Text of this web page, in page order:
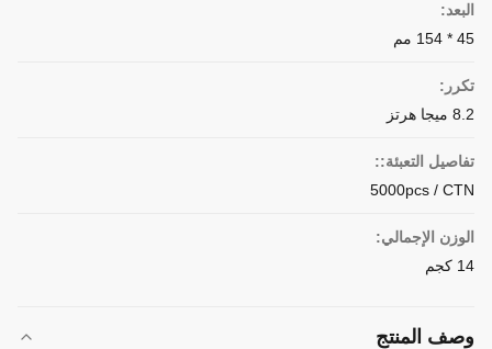
البعد:
45 * 154 مم
تكرر:
8.2 ميجا هرتز
تفاصيل التعبئة::
5000pcs / CTN
الوزن الإجمالي:
14 كجم
وصف المنتج